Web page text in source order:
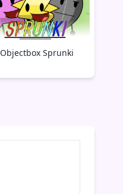
Objectbox Sprunki